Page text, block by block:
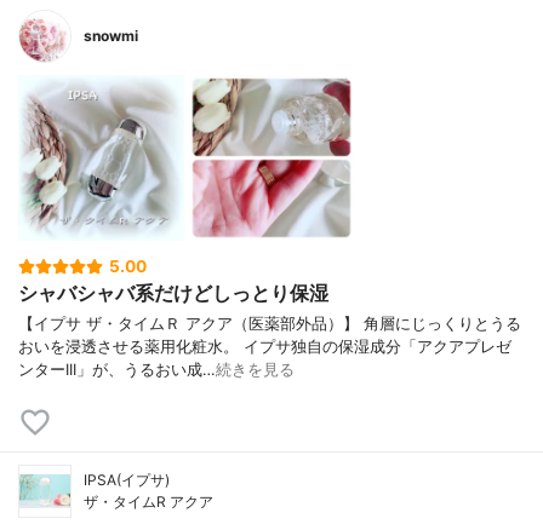
snowmi
5.00
シャバシャバ系だけどしっとり保湿
【イプサ ザ・タイムＲ アクア（医薬部外品）】 角層にじっくりとうる
おいを浸透させる薬用化粧水。 イプサ独自の保湿成分「アクアプレゼ
ンターIII」が、うるおい成…続きを見る
IPSA(イプサ)
ザ・タイムR アクア